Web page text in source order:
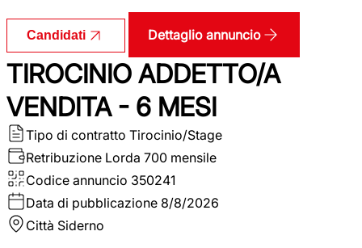
Candidati Dettaglio annuncio
TIROCINIO ADDETTO/A
VENDITA - 6 MESI
Tipo di contratto Tirocinio/Stage
Retribuzione Lorda 700 mensile
Codice annuncio 350241
Data di pubblicazione 8/8/2026
Città Siderno